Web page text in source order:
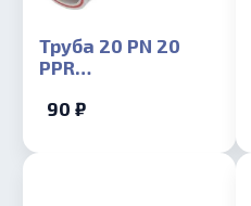
Труба 20 PN 20
PPR
90 ₽